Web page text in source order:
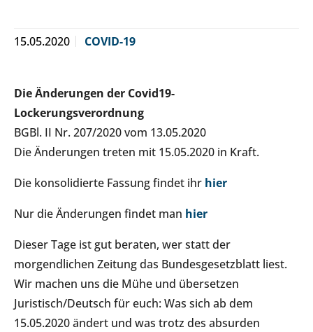
15.05.2020 COVID-19
Die Änderungen der Covid19-
Lockerungsverordnung
BGBl. II Nr. 207/2020 vom 13.05.2020
Die Änderungen treten mit 15.05.2020 in Kraft.
Die konsolidierte Fassung findet ihr hier
Nur die Änderungen findet man hier
Dieser Tage ist gut beraten, wer statt der
morgendlichen Zeitung das Bundesgesetzblatt liest.
Wir machen uns die Mühe und übersetzen
Juristisch/Deutsch für euch: Was sich ab dem
15.05.2020 ändert und was trotz des absurden